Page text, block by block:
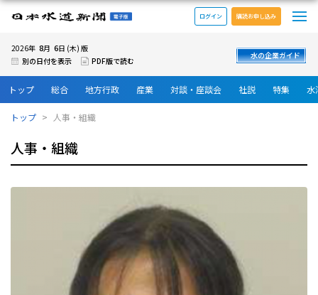
日本水道新聞 電子版
ログイン 購読お申し込み
2026年 8月 6日 (木) 版
別の日付を表示
PDF版で読む
水の企業ガイド
トップ 総合 地方行政 産業 対談・座談会 社説 特集 水
トップ 人事・組織
人事・組織